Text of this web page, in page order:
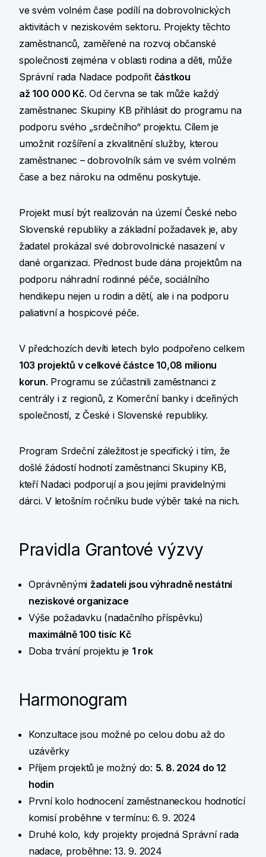
ve svém volném čase podílí na dobrovolnických
aktivitách v neziskovém sektoru. Projekty těchto
zaměstnanců, zaměřené na rozvoj občanské
společnosti zejména v oblasti rodina a děti, může
Správní rada Nadace podpořit částkou
až 100 000 Kč. Od června se tak může každý
zaměstnanec Skupiny KB přihlásit do programu na
podporu svého „srdečního“ projektu. Cílem je
umožnit rozšíření a zkvalitnění služby, kterou
zaměstnanec – dobrovolník sám ve svém volném
čase a bez nároku na odměnu poskytuje.
Projekt musí být realizován na území České nebo
Slovenské republiky a základní požadavek je, aby
žadatel prokázal své dobrovolnické nasazení v
dané organizaci. Přednost bude dána projektům na
podporu náhradní rodinné péče, sociálního
hendikepu nejen u rodin a dětí, ale i na podporu
paliativní a hospicové péče.
V předchozích devíti letech bylo podpořeno celkem
103 projektů v celkové částce 10,08 milionu
korun. Programu se zúčastnili zaměstnanci z
centrály i z regionů, z Komerční banky i dceřiných
společností, z České i Slovenské republiky.
Program Srdeční záležitost je specifický i tím, že
došlé žádostí hodnotí zaměstnanci Skupiny KB,
kteří Nadaci podporují a jsou jejími pravidelnými
dárci. V letošním ročníku bude výběr také na nich.
Pravidla Grantové výzvy
Oprávněnými žadateli jsou výhradně nestátní
neziskové organizace
Výše požadavku (nadačního příspěvku)
maximálně 100 tisíc Kč
Doba trvání projektu je 1 rok
Harmonogram
Konzultace jsou možné po celou dobu až do
uzávěrky
Příjem projektů je možný do: 5. 8. 2024 do 12
hodin
První kolo hodnocení zaměstnaneckou hodnotící
komisí proběhne v termínu: 6. 9. 2024
Druhé kolo, kdy projekty projedná Správní rada
nadace, proběhne: 13. 9. 2024